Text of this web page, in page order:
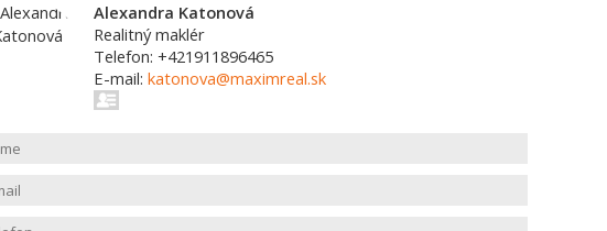
Alexandra Katonová
Realitný maklér
Telefon: +421911896465
E-mail: katonova@maximreal.sk